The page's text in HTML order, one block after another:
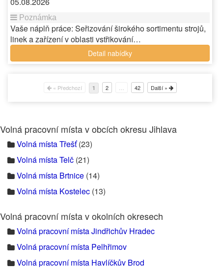
Vaše náplň práce: Seřizování širokého sortimentu strojů,
linek a zařízení v oblasti vstřikování…
Detail nabídky
« Předchozí 1 2 42 Další »
Volná pracovní místa v obcích okresu Jihlava
Volná místa Třešť(23)
Volná místa Telč (21)
Volná místa Brtnice (14)
Volná místa Kostelec (13)
Volná pracovní místa v okolních okresech
Volná pracovní místa Jindřichův Hradec
Volná pracovní místa Pelhřimov
Volná pracovní místa Havlíčkův Brod